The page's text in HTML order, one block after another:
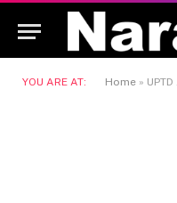
YOU ARE AT: Home »